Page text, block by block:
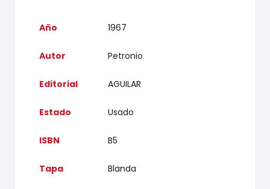
Año 1967
Autor Petronio
Editorial AGUILAR
Estado Usado
ISBN B5
Tapa Blanda